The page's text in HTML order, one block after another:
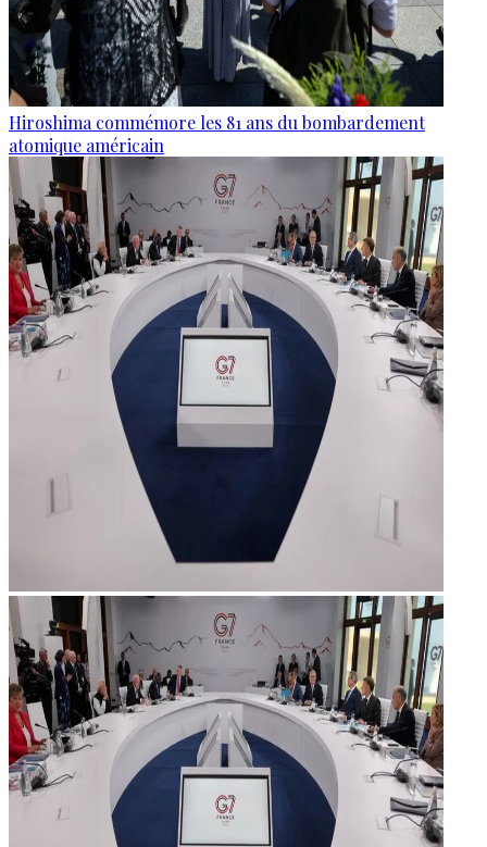
Hiroshima commémore les 81 ans du bombardement
atomique américain